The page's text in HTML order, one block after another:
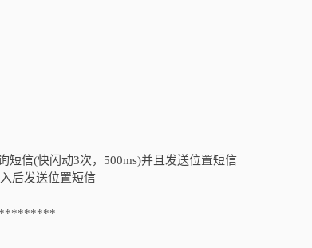
短信(快闪动3次，500ms)并且发送位置短信
发送位置短信